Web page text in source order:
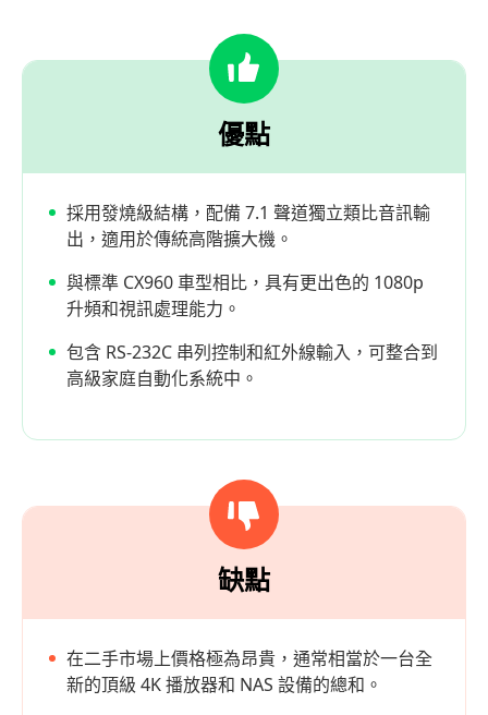
優點
採用發燒級結構，配備 7.1 聲道獨立類比音訊輸
出，適用於傳統高階擴大機。
與標準 CX960 車型相比，具有更出色的 1080p
升頻和視訊處理能力。
包含 RS-232C 串列控制和紅外線輸入，可整合到
高級家庭自動化系統中。
缺點
在二手市場上價格極為昂貴，通常相當於一台全
新的頂級 4K 播放器和 NAS 設備的總和。